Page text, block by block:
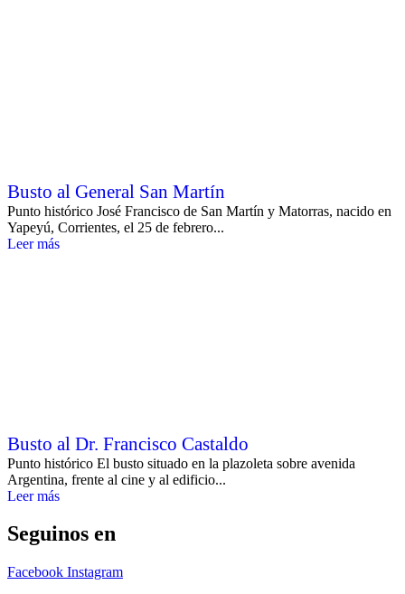
Busto al General San Martín
Punto histórico José Francisco de San Martín y Matorras, nacido en
Yapeyú, Corrientes, el 25 de febrero...
Leer más
Busto al Dr. Francisco Castaldo
Punto histórico El busto situado en la plazoleta sobre avenida
Argentina, frente al cine y al edificio...
Leer más
Seguinos en
Facebook Instagram